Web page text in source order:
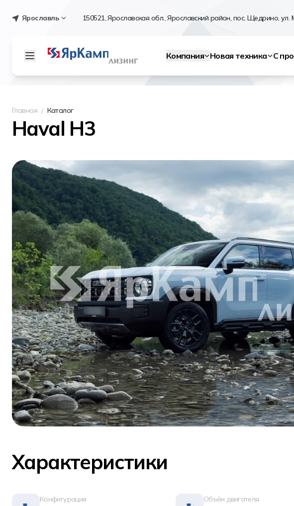
Ярославль 150521, Ярославская обл., Ярославский район, пос. Щедрино, ул.
Компания Новая техника С
Главная Каталог
Haval H3
Характеристики
Конфигурация Объём двигателя